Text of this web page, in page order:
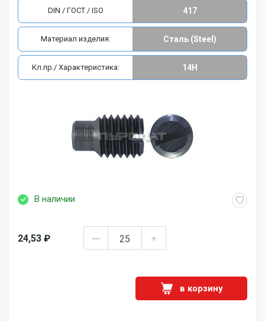
В наличии
24,53 ₽
в корзину
DIN / ГОСТ / ISO 417
Материал изделия: Сталь (Steel)
Кл.пр./ Характеристика: 14H